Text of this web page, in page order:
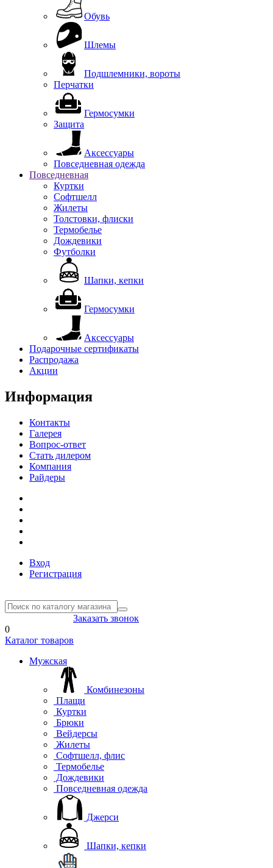
Обувь
Шлемы
Подшлемники, вороты
Перчатки
Гермосумки
Защита
Аксессуары
Повседневная одежда
Повседневная
Куртки
Софтшелл
Жилеты
Толстовки, флиски
Термобелье
Дождевики
Футболки
Шапки, кепки
Гермосумки
Аксессуары
Подарочные сертификаты
Распродажа
Акции
Информация
Контакты
Галерея
Вопрос-ответ
Стать дилером
Компания
Райдеры
Вход
Регистрация
Заказать звонок
0
Каталог товаров
Мужская
Комбинезоны
Плащи
Куртки
Брюки
Вейдерсы
Жилеты
Софтшелл, флис
Термобелье
Дождевики
Повседневная одежда
Джерси
Шапки, кепки